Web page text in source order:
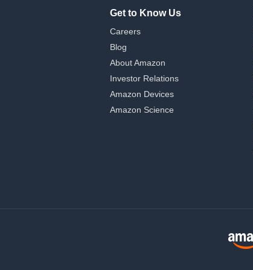
Get to Know Us
Careers
Blog
About Amazon
Investor Relations
Amazon Devices
Amazon Science